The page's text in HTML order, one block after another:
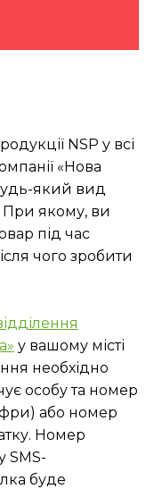
NSP у всі
«Нова
який вид
При якому, ви
під час
чого зробити
у вашому місті
необхідно
особу та номер
або номер
Номер
SMS-
буде